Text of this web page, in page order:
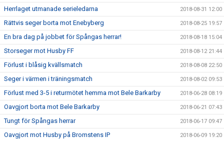
Herrlaget utmanade serieledarna 2018-08-31 12:00
Rättvis seger borta mot Enebyberg 2018-08-25 19:57
En bra dag på jobbet för Spångas herrar! 2018-08-18 15:04
Storseger mot Husby FF 2018-08-12 21:44
Förlust i blåsig kvällsmatch 2018-08-08 22:50
Seger i värmen i träningsmatch 2018-08-02 09:53
Förlust med 3-5 i returmötet hemma mot Bele Barkarby 2018-06-28 08:19
Oavgjort borta mot Bele Barkarby 2018-06-21 07:43
Tungt för Spångas herrar 2018-06-17 09:47
Oavgjort mot Husby på Bromstens IP 2018-06-09 19:20